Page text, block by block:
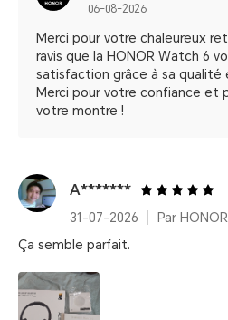
06-08-2026
Merci pour votre chaleureux
ravis que la HONOR Watch 6
satisfaction grâce à sa qualité
Merci pour votre confiance et
votre montre !
A*******
31-07-2026
Ça semble parfait.